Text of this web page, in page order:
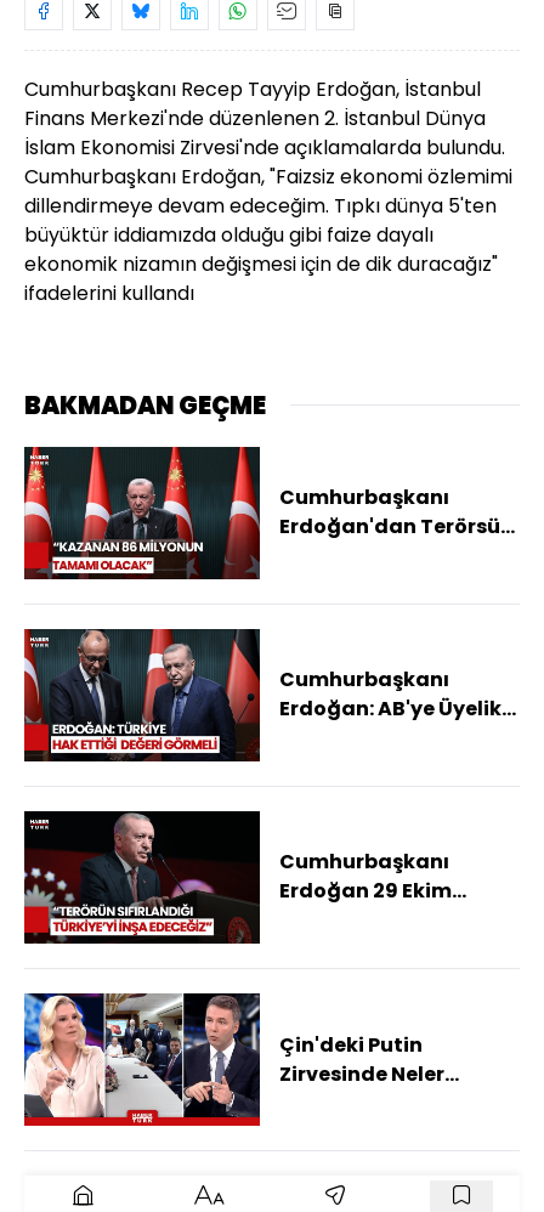
Cumhurbaşkanı Recep Tayyip Erdoğan, İstanbul
Finans Merkezi'nde düzenlenen 2. İstanbul Dünya
İslam Ekonomisi Zirvesi'nde açıklamalarda bulundu.
Cumhurbaşkanı Erdoğan, "Faizsiz ekonomi özlemimi
dillendirmeye devam edeceğim. Tıpkı dünya 5'ten
büyüktür iddiamızda olduğu gibi faize dayalı
ekonomik nizamın değişmesi için de dik duracağız"
ifadelerini kullandı
BAKMADAN GEÇME
Cumhurbaşkanı
Erdoğan'dan Terörsüz
Cumhurbaşkanı
Erdoğan: AB'ye Üyelik
Cumhurbaşkanı
Erdoğan 29 Ekim
Herkese Gösterdik
Çin'deki Putin
Zirvesinde Neler